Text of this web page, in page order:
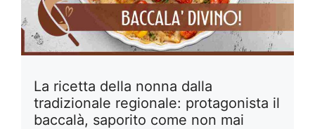
La ricetta della nonna dalla
tradizionale regionale: protagonista il
baccalà, saporito come non mai